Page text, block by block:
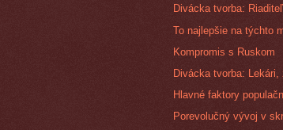
Divácka tvorba:
To najlepšie na týchto
Kompromis s Ruskom
Divácka tvorba: Lekári,
Hlavné faktory
Porevolučný vývoj v